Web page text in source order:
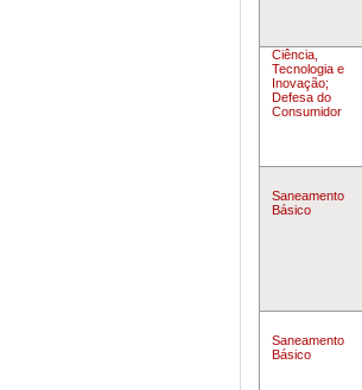
Ciência,
Tecnologia e
Inovação;
Defesa do
Consumidor
Saneamento
Básico
Saneamento
Básico